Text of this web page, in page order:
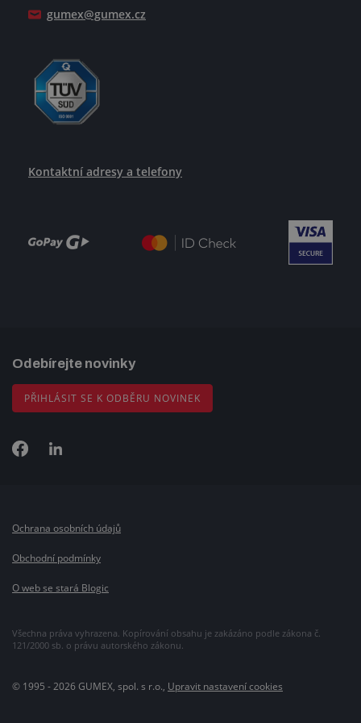
gumex@gumex.cz
Kontaktní adresy a telefony
Odebírejte novinky
PŘIHLÁSIT SE K ODBĚRU NOVINEK
Všechna práva vyhrazena. Kopírování obsahu je zakázáno podle zákona č.
121/2000 sb. o právu autorského zákonu.
Ochrana osobních údajů
Obchodní podmínky
O web se stará Blogic
© 1995 - 2026 GUMEX, spol. s r.o., Upravit nastavení cookies